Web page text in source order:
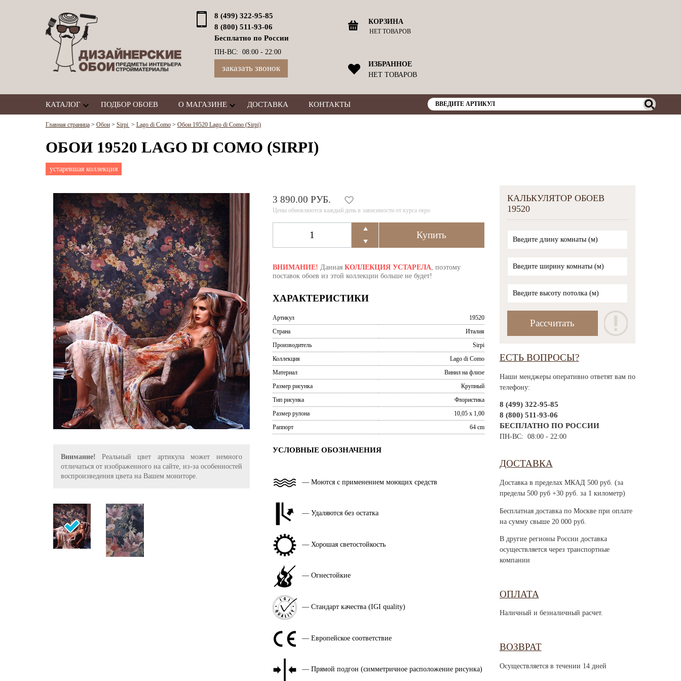
8 (499) 322-95-85
8 (800) 511-93-06
Бесплатно по России
ПН-ВС: 08:00 - 22:00
заказать звонок
КОРЗИНА
НЕТ ТОВАРОВ
ИЗБРАННОЕ
НЕТ ТОВАРОВ
КАТАЛОГ ПОДБОР ОБОЕВ О МАГАЗИНЕ ДОСТАВКА КОНТАКТЫ
Главная страница> Обои> Sirpi > Lago di Como> Обои 19520 Lago di Como (Sirpi)
ОБОИ 19520 LAGO DI COMO (SIRPI)
устаревшая коллекция
Внимание! Реальный цвет артикула может немного
отличаться от изображенного на сайте, из-за особенностей
воспроизведения цвета на Вашем мониторе.
3 890.00 РУБ.
Цены обновляются каждый день в зависимости от курса евро
ВНИМАНИЕ! Данная КОЛЛЕКЦИЯ УСТАРЕЛА, поэтому
поставок обоев из этой коллекции больше не будет!
ХАРАКТЕРИСТИКИ
Артикул
19520
Страна
Италия
Производитель
Sirpi
Коллекция
Lago di Como
Материал
Винил на флизе
Размер рисунка
Крупный
Тип рисунка
Флористика
Размер рулона
10,05 x 1,00
Раппорт
64 cm
УСЛОВНЫЕ ОБОЗНАЧЕНИЯ
— Моются с применением моющих средств
— Удаляются без остатка
— Хорошая светостойкость
— Огнестойкие
— Стандарт качества (IGI quality)
— Европейское соответствие
— Прямой подгон (симметричное расположение рисунка)
КАЛЬКУЛЯТОР ОБОЕВ
19520
ЕСТЬ ВОПРОСЫ?
Наши менджеры оперативно ответят вам по
телефону:
8 (499) 322-95-85
8 (800) 511-93-06
БЕСПЛАТНО ПО РОССИИ
ПН-ВС: 08:00 - 22:00
ДОСТАВКА
Доставка в пределах МКАД 500 руб. (за
пределы 500 руб +30 руб. за 1 километр)
Бесплатная доставка по Москве при оплате
на сумму свыше 20 000 руб.
В другие регионы России доставка
осуществляется через транспортные
компании
ОПЛАТА
Наличный и безналичный расчет.
ВОЗВРАТ
Осуществляется в течении 14 дней